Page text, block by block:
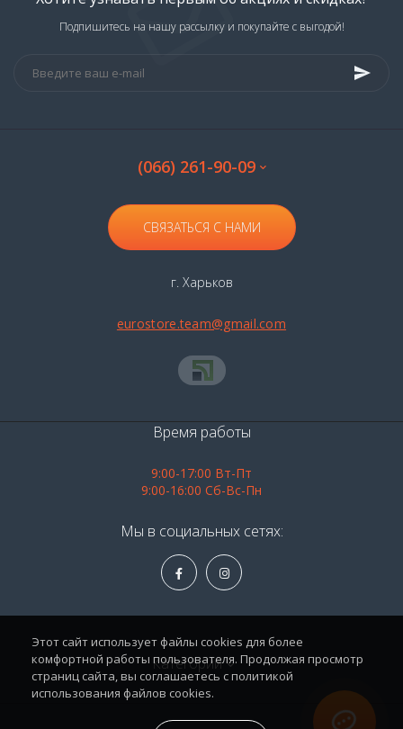
Подпишитесь на нашу рассылку и покупайте с выгодой!
(066) 261-90-09
СВЯЗАТЬСЯ С НАМИ
г. Харьков
eurostore.team@gmail.com
Категории
Время работы
9:00-17:00 Вт-Пт
9:00-16:00 Сб-Вс-Пн
Мы в социальных сетях:
Этот сайт использует файлы cookies для более
комфортной работы пользователя. Продолжая просмотр
страниц сайта, вы соглашаетесь с политикой
использования файлов cookies.